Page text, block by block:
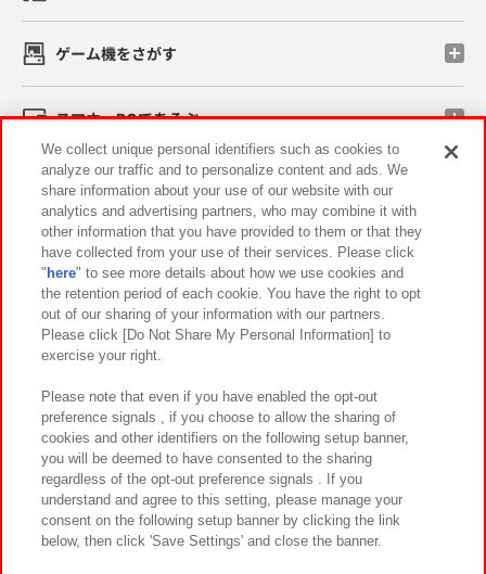
ゲーム機をさがす
スマホ・PCであそぶ
イベント・キャンペーン
関連会社 サステナビリティ サイトポリシー
プライバシーポリシー ウェブアクセシビリティ方針と検証結果
お取引先さまとともに
カスタマーハラスメント対応方針 よくあるご質問・お問い合わせ
©Bandai Namco Amusement Inc.
We collect unique personal identifiers such as cookies to
analyze our traffic and to personalize content and ads. We
share information about your use of our website with our
analytics and advertising partners, who may combine it with
other information that you have provided to them or that they
have collected from your use of their services. Please click
" here" to see more details about how we use cookies and
the retention period of each cookie. You have the right to opt
out of our sharing of your information with our partners.
Please click [Do Not Share My Personal Information] to
exercise your right.
Please note that even if you have enabled the opt-out
preference signals , if you choose to allow the sharing of
cookies and other identifiers on the following setup banner,
you will be deemed to have consented to the sharing
regardless of the opt-out preference signals . If you
understand and agree to this setting, please manage your
consent on the following setup banner by clicking the link
below, then click 'Save Settings' and close the banner.